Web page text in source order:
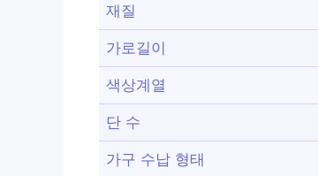
재질
가로길이
색상계열
단 수
가구 수납 형태